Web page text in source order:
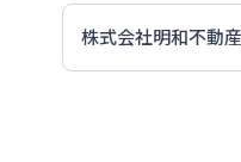
株式会社明和不動